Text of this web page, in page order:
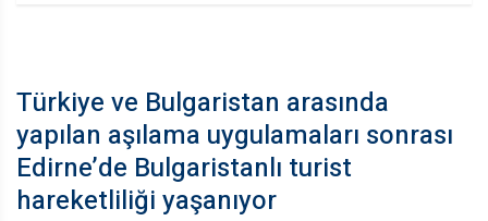
Türkiye ve Bulgaristan arasında
yapılan aşılama uygulamaları sonrası
Edirne’de Bulgaristanlı turist
hareketliliği yaşanıyor